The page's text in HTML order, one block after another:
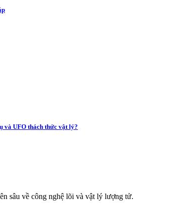
và UFO thách thức vật lý?
sâu về công nghệ lõi và vật lý lượng tử.